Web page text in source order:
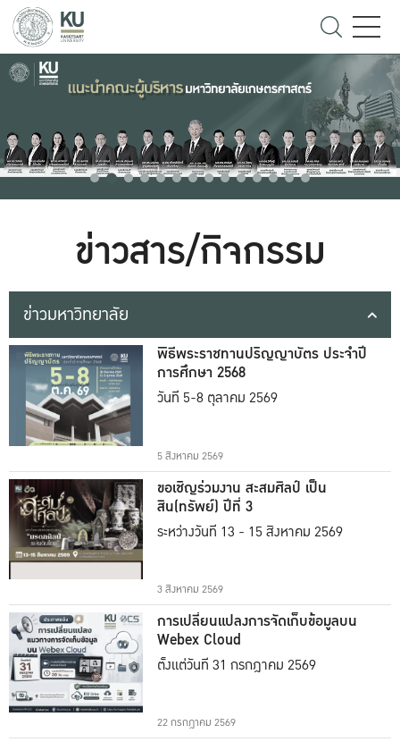
ข่าวสาร/กิจกรรม
ข่าวมหาวิทยาลัย
พิธีพระราชทานปริญญาบัตร ประจำปี
การศึกษา 2568
วันที่ 5-8 ตุลาคม 2569
5 สิงหาคม 2569
ขอเชิญร่วมงาน สะสมศิลป์ เป็น
สิน(ทรัพย์) ปีที่ 3
ระหว่างวันที่ 13 - 15 สิงหาคม 2569
3 สิงหาคม 2569
การเปลี่ยนแปลงการจัดเก็บข้อมูลบน
Webex Cloud
ตั้งแต่วันที่ 31 กรกฎาคม 2569
22 กรกฎาคม 2569